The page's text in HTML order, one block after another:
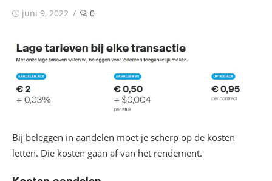
Posted
juni 9, 2022 0
Bij beleggen in aandelen moet je scherp op de kosten
letten. Die kosten gaan af van het rendement.